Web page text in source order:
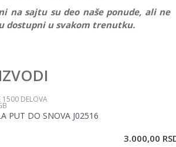
na sajtu su deo naše ponude, ali ne
dostupni u svakom trenutku.
1500 DELOVA
PUT DO SNOVA J02516
3.000,00